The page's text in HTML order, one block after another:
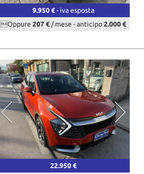
9.950 €- iva esposta
Oppure207 € / mese -anticipo2.000 €
22.950 €